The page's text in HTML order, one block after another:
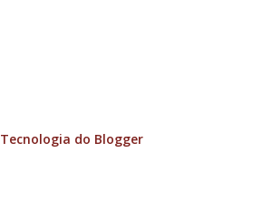
Tecnologia do Blogger